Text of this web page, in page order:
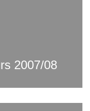
2007/08